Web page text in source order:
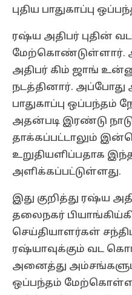
புதிய பாதுகாப்பு
ரஷ்ய அதிபர் புதின்
மேற்கொண்டுள்ளார்.
அதிபர் கிம் ஜாங்
நடத்தினார். அப்போது
பாதுகாப்பு ஒப்பந்தம்
அதன்படி இரண்டு
தாக்கப்பட்டாலும்
உறுதியளிப்பதாக
அளிக்கப்பட்டுள்ளது.
இது குறித்து ரஷ்ய
தலைநகர்
செய்தியாளர்கள்
ரஷ்யாவுக்கும் வட
அனைத்து
ஒப்பந்தம்